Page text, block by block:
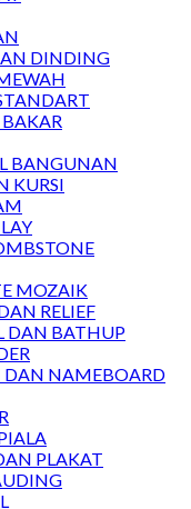
DINDING
BANGUNAN
KURSI
MOZAIK
RELIEF
DAN BATHUP
DAN NAMEBOARD
PLAKAT